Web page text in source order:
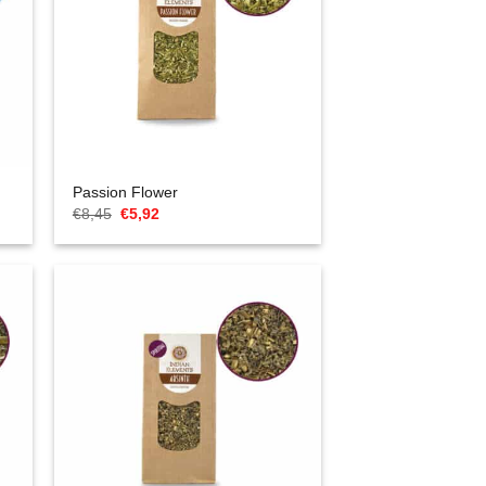
Passion Flower
€8,45 Cena
wynosiła:
€5,92Aktualna
to: